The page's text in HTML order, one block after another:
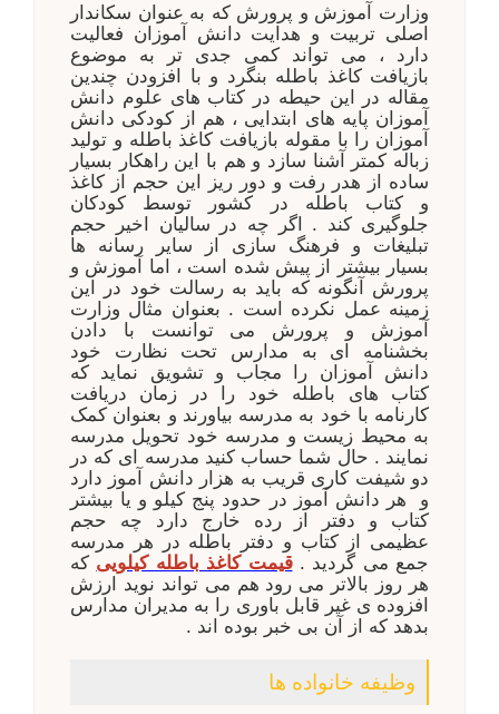
وزارت آموزش و پرورش که به عنوان سکاندار
اصلی تربیت و هدایت دانش آموزان فعالیت
دارد ، می تواند کمی جدی تر به موضوع
بازیافت کاغذ باطله بنگرد و با افزودن چندین
مقاله در این حیطه در کتاب های علوم دانش
آموزان پایه های ابتدایی ، هم از کودکی دانش
آموزان را با مقوله بازیافت کاغذ باطله و تولید
زباله کمتر آشنا سازد و هم با این راهکار بسیار
ساده از هدر رفت و دور ریز این حجم از کاغذ
و کتاب باطله در کشور توسط کودکان
جلوگیری کند . اگر چه در سالیان اخیر حجم
تبلیغات و فرهنگ سازی از سایر رسانه ها
بسیار بیشتر از پیش شده است ، اما آموزش و
پرورش آنگونه که باید به رسالت خود در این
زمینه عمل نکرده است . بعنوان مثال وزارت
آموزش و پرورش می توانست با دادن
بخشنامه ای به مدارس تحت نظارت خود
دانش آموزان را مجاب و تشویق نماید که
کتاب های باطله خود را در زمان دریافت
کارنامه با خود به مدرسه بیاورند و بعنوان کمک
به محیط زیست و مدرسه خود تحویل مدرسه
نمایند . حال شما حساب کنید مدرسه ای که در
دو شیفت کاری قریب به هزار دانش آموز دارد
و هر دانش آموز در حدود پنج کیلو و یا بیشتر
کتاب و دفتر از رده خارج دارد چه حجم
عظیمی از کتاب و دفتر باطله در هر مدرسه
جمع می گردید .قیمت کاغذ باطله کیلویی که
هر روز بالاتر می رود هم می تواند نوید ارزش
افزوده ی غیر قابل باوری را به مدیران مدارس
بدهد که از آن بی خبر بوده اند .
وظیفه خانواده ها